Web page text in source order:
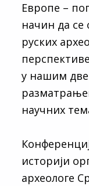
Европе –
начин да
руских
у нашим
научних
историји
археологе